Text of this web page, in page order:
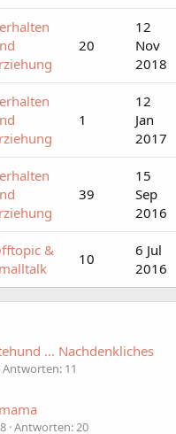
20
12
Nov
2018
1
12
Jan
2017
39
15
Sep
2016
&
10
6 Jul
2016
… Nachdenkliches
Antworten: 11
Antworten: 20